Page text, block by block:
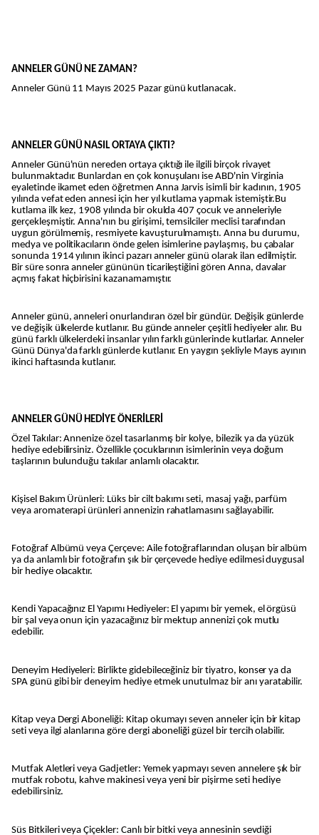
ANNELER GÜNÜ NE ZAMAN?
Anneler Günü 11 Mayıs 2025 Pazar günü kutlanacak.
ANNELER GÜNÜ NASIL ORTAYA ÇIKTI?
Anneler Günü'nün nereden ortaya çıktığı ile ilgili birçok rivayet
bulunmaktadır. Bunlardan en çok konuşulanı ise ABD'nin Virginia
eyaletinde ikamet eden öğretmen Anna Jarvis isimli bir kadının, 1905
yılında vefat eden annesi için her yıl kutlama yapmak istemiştir.Bu
kutlama ilk kez, 1908 yılında bir okulda 407 çocuk ve anneleriyle
gerçekleşmiştir. Anna'nın bu girişimi, temsilciler meclisi tarafından
uygun görülmemiş, resmiyete kavuşturulmamıştı. Anna bu durumu,
medya ve politikacıların önde gelen isimlerine paylaşmış, bu çabalar
sonunda 1914 yılının ikinci pazarı anneler günü olarak ilan edilmiştir.
Bir süre sonra anneler gününün ticarileştiğini gören Anna, davalar
açmış fakat hiçbirisini kazanamamıştır.
Anneler günü, anneleri onurlandıran özel bir gündür. Değişik günlerde
ve değişik ülkelerde kutlanır. Bu günde anneler çeşitli hediyeler alır. Bu
günü farklı ülkelerdeki insanlar yılın farklı günlerinde kutlarlar. Anneler
Günü Dünya'da farklı günlerde kutlanır. En yaygın şekliyle Mayıs ayının
ikinci haftasında kutlanır.
ANNELER GÜNÜ HEDİYE ÖNERİLERİ
Özel Takılar: Annenize özel tasarlanmış bir kolye, bilezik ya da yüzük
hediye edebilirsiniz. Özellikle çocuklarının isimlerinin veya doğum
taşlarının bulunduğu takılar anlamlı olacaktır.
Kişisel Bakım Ürünleri: Lüks bir cilt bakımı seti, masaj yağı, parfüm
veya aromaterapi ürünleri annenizin rahatlamasını sağlayabilir.
Fotoğraf Albümü veya Çerçeve: Aile fotoğraflarından oluşan bir albüm
ya da anlamlı bir fotoğrafın şık bir çerçevede hediye edilmesi duygusal
bir hediye olacaktır.
Kendi Yapacağınız El Yapımı Hediyeler: El yapımı bir yemek, el örgüsü
bir şal veya onun için yazacağınız bir mektup annenizi çok mutlu
edebilir.
Deneyim Hediyeleri: Birlikte gidebileceğiniz bir tiyatro, konser ya da
SPA günü gibi bir deneyim hediye etmek unutulmaz bir anı yaratabilir.
Kitap veya Dergi Aboneliği: Kitap okumayı seven anneler için bir kitap
seti veya ilgi alanlarına göre dergi aboneliği güzel bir tercih olabilir.
Mutfak Aletleri veya Gadjetler: Yemek yapmayı seven annelere şık bir
mutfak robotu, kahve makinesi veya yeni bir pişirme seti hediye
edebilirsiniz.
Süs Bitkileri veya Çiçekler: Canlı bir bitki veya annesinin sevdiği